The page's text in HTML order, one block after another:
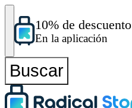
10% de descuento
En la aplicación
Buscar